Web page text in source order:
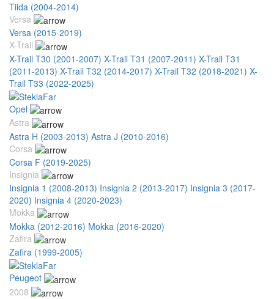
Tiida (2004-2014)
Versa
Versa (2015-2019)
X-Trail
X-Trail T30 (2001-2007) X-Trail T31 (2007-2011) X-Trail T31
(2011-2013) X-Trail T32 (2014-2017) X-Trail T32 (2018-2021) X-
Trail T33 (2022-2025)
Opel
Astra
Astra H (2003-2013) Astra J (2010-2016)
Corsa
Corsa F (2019-2025)
Insignia
Insignia 1 (2008-2013) Insignia 2 (2013-2017) Insignia 3 (2017-
2020) Insignia 4 (2020-2023)
Mokka
Mokka (2012-2016) Mokka (2016-2020)
Zafira
Zafira (1999-2005)
Peugeot
2008